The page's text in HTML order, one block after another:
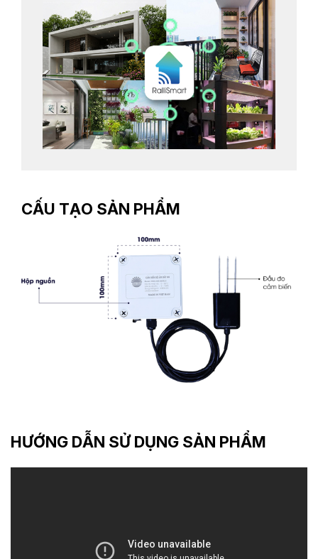
CẤU TẠO SẢN PHẨM
HƯỚNG DẪN SỬ DỤNG SẢN PHẨM